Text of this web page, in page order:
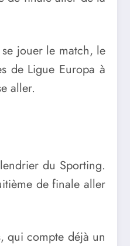
jouer le match, le
de Ligue Europa à
aller.
du Sporting.
de finale aller
qui compte déjà un